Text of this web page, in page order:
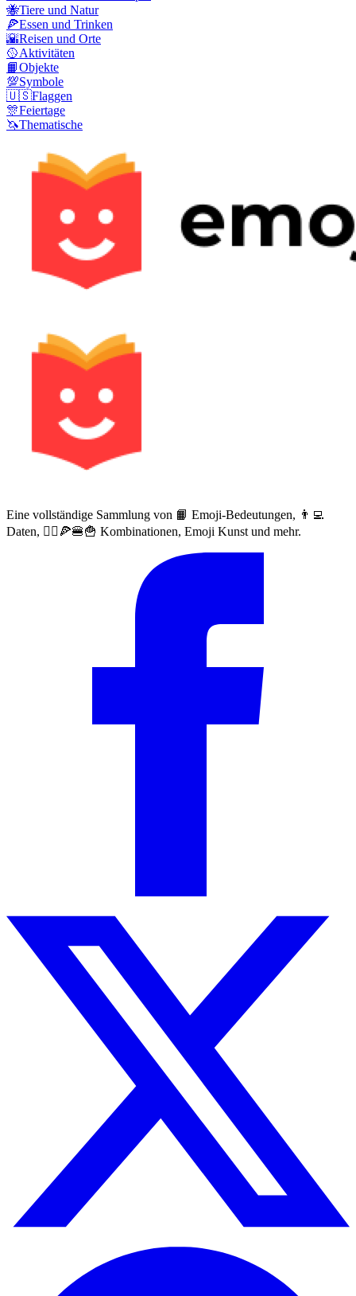
🐝Tiere und Natur
🍕Essen und Trinken
🌇Reisen und Orte
🥎Aktivitäten
📙Objekte
💯Symbole
🇺🇸Flaggen
🎊Feiertage
🦄Thematische
Eine vollständige Sammlung von 📙 Emoji-Bedeutungen, 👨‍💻
Daten, 🙅‍♀️🍕🍔🍟 Kombinationen, Emoji Kunst und mehr.